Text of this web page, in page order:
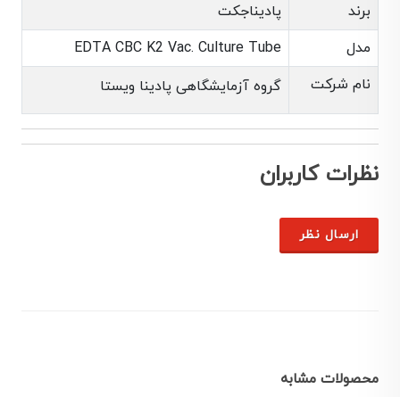
برند
پادیناجکت
مدل
EDTA CBC K2 Vac. Culture Tube
نام شرکت
گروه آزمایشگاهی پادینا ویستا
نظرات کاربران
ارسال نظر
محصولات مشابه